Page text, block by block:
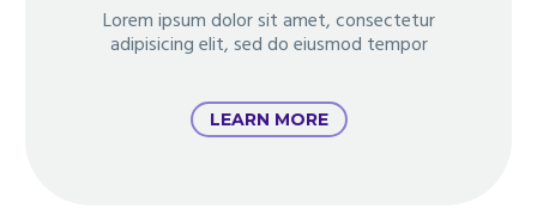
Lorem ipsum dolor sit amet, consectetur
adipisicing elit, sed do eiusmod tempor
LEARN MORE